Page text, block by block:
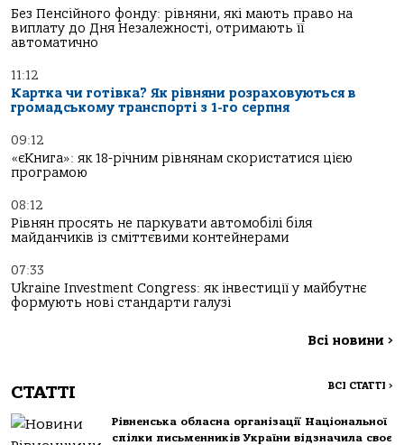
Без Пенсійного фонду: рівняни, які мають право на
виплату до Дня Незалежності, отримають її
автоматично
11:12
Картка чи готівка? Як рівняни розраховуються в
громадському транспорті з 1-го серпня
09:12
«єКнига»: як 18-річним рівнянам скористатися цією
програмою
08:12
Рівнян просять не паркувати автомобілі біля
майданчиків із сміттєвими контейнерами
07:33
Ukraine Investment Congress: як інвестиції у майбутнє
формують нові стандарти галузі
Всі новини >
СТАТТІ ВСІ СТАТТІ >
Рівненська обласна організації Національної
спілки письменників України відзначила своє